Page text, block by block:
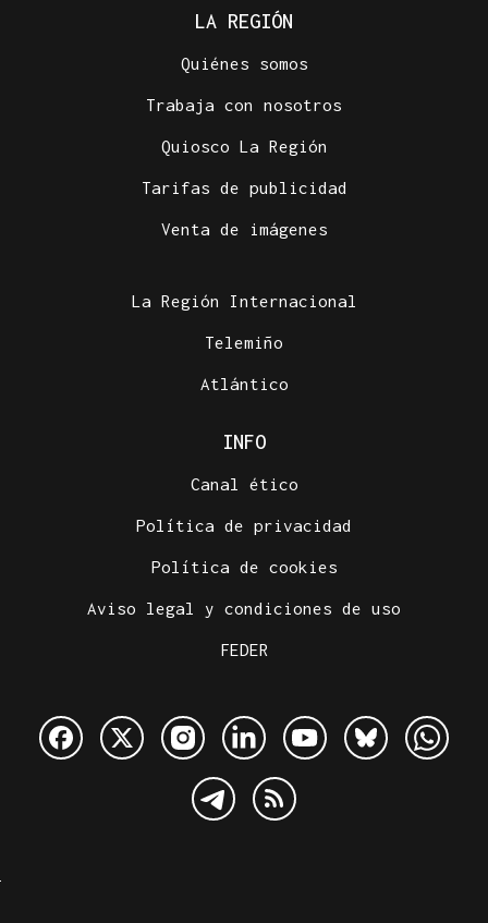
LA REGIÓN
Quiénes somos
Trabaja con nosotros
Quiosco La Región
Tarifas de publicidad
Venta de imágenes
La Región Internacional
Telemiño
Atlántico
INFO
Canal ético
Política de privacidad
Política de cookies
Aviso legal y condiciones de uso
FEDER